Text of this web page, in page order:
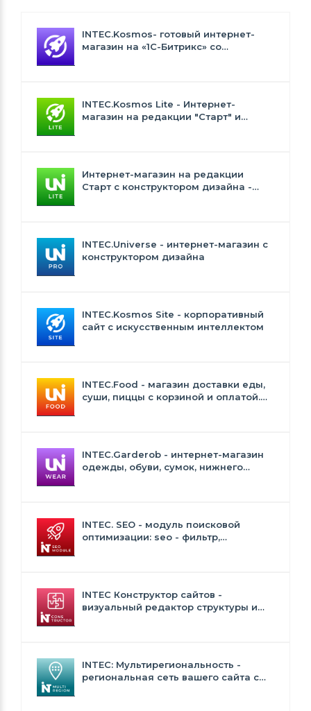
INTEC.Kosmos- готовый интернет-
магазин на «1С-Битрикс» со
INTEC.Kosmos Lite - Интернет-
магазин на редакции "Старт" и
Интернет-магазин на редакции
Старт с конструктором дизайна -
INTEC.Universe - интернет-магазин с
конструктором дизайна
INTEC.Kosmos Site - корпоративный
сайт с искусственным интеллектом
INTEC.Food - магазин доставки еды,
суши, пиццы с корзиной и оплатой.
INTEC.Garderob - интернет-магазин
одежды, обуви, сумок, нижнего
INTEC. SEO - модуль поисковой
оптимизации: seo - фильтр,
INTEC Конструктор сайтов -
визуальный редактор структуры и
INTEC: Мультирегиональность -
региональная сеть вашего сайта с